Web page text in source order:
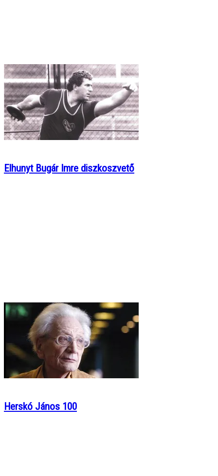
Elhunyt Bugár Imre diszkoszvető
Herskó János 100